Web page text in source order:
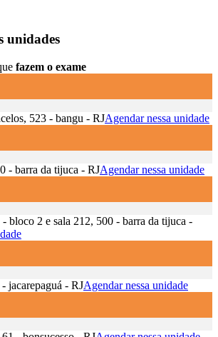
unidades
fazem o exame
523 - bangu - RJAgendar nessa unidade
- barra da tijuca - RJAgendar nessa unidade
- bloco 2 e sala 212, 500 - barra da tijuca -
jacarepaguá - RJAgendar nessa unidade